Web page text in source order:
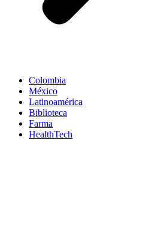
Colombia
México
Latinoamérica
Biblioteca
Farma
HealthTech